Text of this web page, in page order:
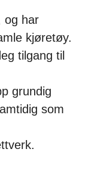
og har
kjøretøy.
tilgang til
grundig
som